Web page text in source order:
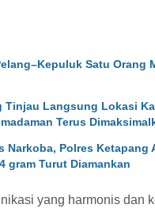
Satu Orang
Tinjau Langsung Lokasi
Terus
Narkoba, Polres Ketapang
gram Turut Diamankan
yang harmonis dan